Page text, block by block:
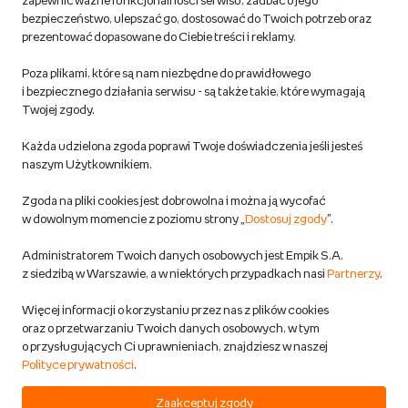
Pozostałe Regulaminy Empiku
Polityka prywatności empik.com
produktów niebezpiecznych
Dostosuj zgody
Polityka prywatności empik
Raty u partnerów Empiku
Odbiór zużytego sprzętu
bezpieczeństwo, ulepszać go, dostosować do Twoich potrzeb oraz
prezentować dopasowane do Ciebie treści i reklamy.
Poza plikami, które są nam niezbędne do prawidłowego
i bezpiecznego działania serwisu - są także takie, które wymagają
Twojej zgody.
Każda udzielona zgoda poprawi Twoje doświadczenia jeśli jesteś
naszym Użytkownikiem.
Zgoda na pliki cookies jest dobrowolna i można ją wycofać
w dowolnym momencie z poziomu strony „ Dostosuj zgody”.
Administratorem Twoich danych osobowych jest Empik S.A.
z siedzibą w Warszawie, a w niektórych przypadkach nasi Partnerzy.
Więcej informacji o korzystaniu przez nas z plików cookies
oraz o przetwarzaniu Twoich danych osobowych, w tym
o przysługujących Ci uprawnieniach, znajdziesz w naszej
Polityce prywatności.
Zaakceptuj zgody